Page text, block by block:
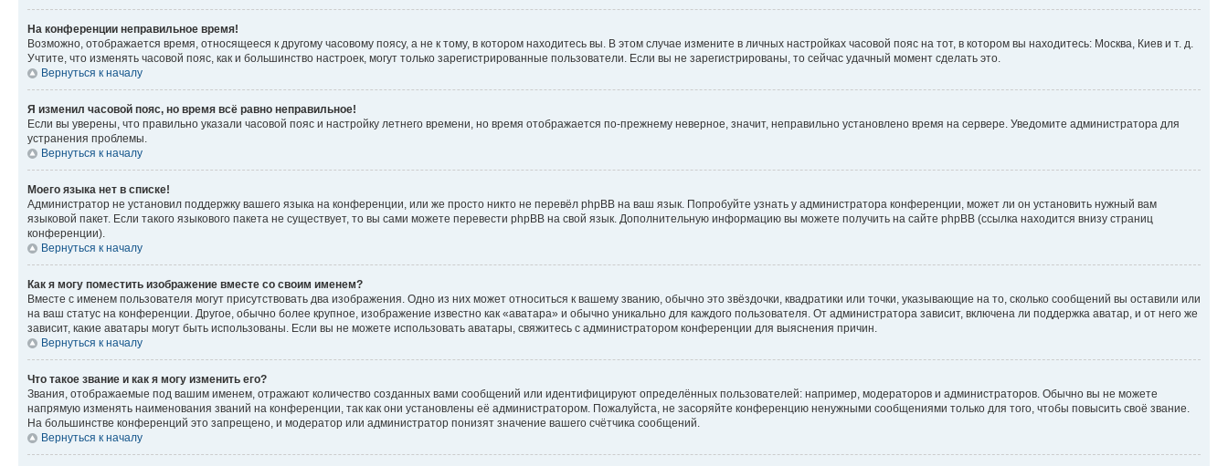
На конференции неправильное время!
Возможно, отображается время, относящееся к другому часовому поясу, а не к тому, в котором находитесь вы. В этом случае измените в личных настройках часовой пояс на тот, в котором вы находитесь: Москва, Киев и т. д.
Учтите, что изменять часовой пояс, как и большинство настроек, могут только зарегистрированные пользователи. Если вы не зарегистрированы, то сейчас удачный момент сделать это.
Вернуться к началу
Я изменил часовой пояс, но время всё равно неправильное!
Если вы уверены, что правильно указали часовой пояс и настройку летнего времени, но время отображается по-прежнему неверное, значит, неправильно установлено время на сервере. Уведомите администратора для
устранения проблемы.
Вернуться к началу
Моего языка нет в списке!
Администратор не установил поддержку вашего языка на конференции, или же просто никто не перевёл phpBB на ваш язык. Попробуйте узнать у администратора конференции, может ли он установить нужный вам
языковой пакет. Если такого языкового пакета не существует, то вы сами можете перевести phpBB на свой язык. Дополнительную информацию вы можете получить на сайте phpBB (ссылка находится внизу страниц
конференции).
Вернуться к началу
Как я могу поместить изображение вместе со своим именем?
Вместе с именем пользователя могут присутствовать два изображения. Одно из них может относиться к вашему званию, обычно это звёздочки, квадратики или точки, указывающие на то, сколько сообщений вы оставили или
на ваш статус на конференции. Другое, обычно более крупное, изображение известно как «аватара» и обычно уникально для каждого пользователя. От администратора зависит, включена ли поддержка аватар, и от него же
зависит, какие аватары могут быть использованы. Если вы не можете использовать аватары, свяжитесь с администратором конференции для выяснения причин.
Вернуться к началу
Что такое звание и как я могу изменить его?
Звания, отображаемые под вашим именем, отражают количество созданных вами сообщений или идентифицируют определённых пользователей: например, модераторов и администраторов. Обычно вы не можете
напрямую изменять наименования званий на конференции, так как они установлены её администратором. Пожалуйста, не засоряйте конференцию ненужными сообщениями только для того, чтобы повысить своё звание.
На большинстве конференций это запрещено, и модератор или администратор понизят значение вашего счётчика сообщений.
Вернуться к началу